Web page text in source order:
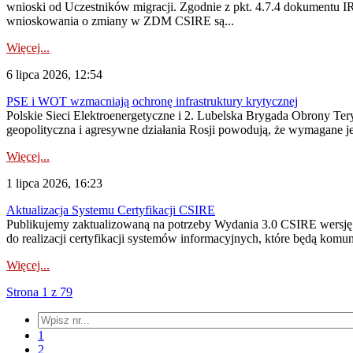
wnioski od Uczestników migracji. Zgodnie z pkt. 4.7.4 dokumentu
wnioskowania o zmiany w ZDM CSIRE są...
Więcej...
6 lipca 2026, 12:54
PSE i WOT wzmacniają ochronę infrastruktury krytycznej
Polskie Sieci Elektroenergetyczne i 2. Lubelska Brygada Obrony
geopolityczna i agresywne działania Rosji powodują, że
Więcej...
1 lipca 2026, 16:23
Aktualizacja Systemu Certyfikacji CSIRE
Publikujemy zaktualizowaną na potrzeby Wydania 3.0 CSIRE
do realizacji certyfikacji systemów informacyjnych, które będą
Więcej...
Strona 1 z 79
1
2